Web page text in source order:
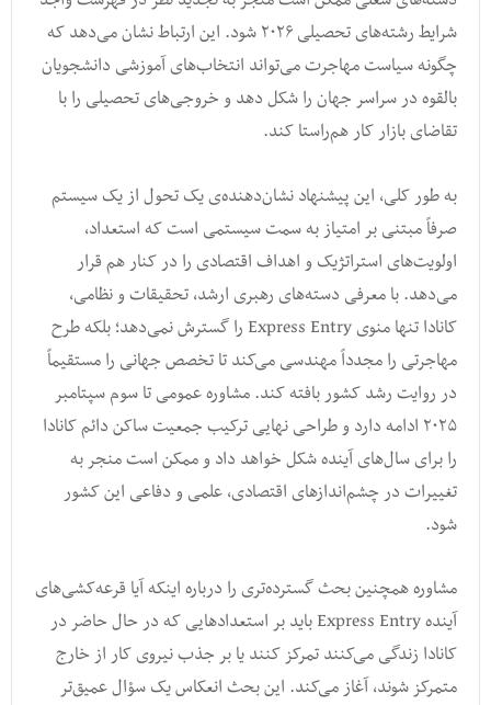
شرایط رشته‌های تحصیلی ۲۰۲۶ شود. این ارتباط نشان می‌دهد که
چگونه سیاست مهاجرت می‌تواند انتخاب‌های آموزشی دانشجویان
بالقوه در سراسر جهان را شکل دهد و خروجی‌های تحصیلی را با
تقاضای بازار کار هم‌راستا کند.
به طور کلی، این پیشنهاد نشان‌دهنده‌ی یک تحول از یک سیستم
صرفاً مبتنی بر امتیاز به سمت سیستمی است که استعداد،
اولویت‌های استراتژیک و اهداف اقتصادی را در کنار هم قرار
می‌دهد. با معرفی دسته‌های رهبری ارشد، تحقیقات و نظامی،
کانادا تنها منوی Express Entry را گسترش نمی‌دهد؛ بلکه طرح
مهاجرتی را مجدداً مهندسی می‌کند تا تخصص جهانی را مستقیماً
در روایت رشد کشور بافته کند. مشاوره عمومی تا سوم سپتامبر
۲۰۲۵ ادامه دارد و طراحی نهایی ترکیب جمعیت ساکن دائم کانادا
را برای سال‌های آینده شکل خواهد داد و ممکن است منجر به
تغییرات در چشم‌اندازهای اقتصادی، علمی و دفاعی این کشور
شود.
مشاوره همچنین بحث گسترده‌تری را درباره اینکه آیا قرعه‌کشی‌های
آینده Express Entry باید بر استعدادهایی که در حال حاضر در
کانادا زندگی می‌کنند تمرکز کنند یا بر جذب نیروی کار از خارج
متمرکز شوند، آغاز می‌کند. این بحث انعکاس یک سؤال عمیق‌تر